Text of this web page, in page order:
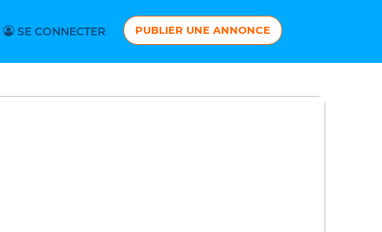
SE CONNECTER PUBLIER UNE ANNONCE